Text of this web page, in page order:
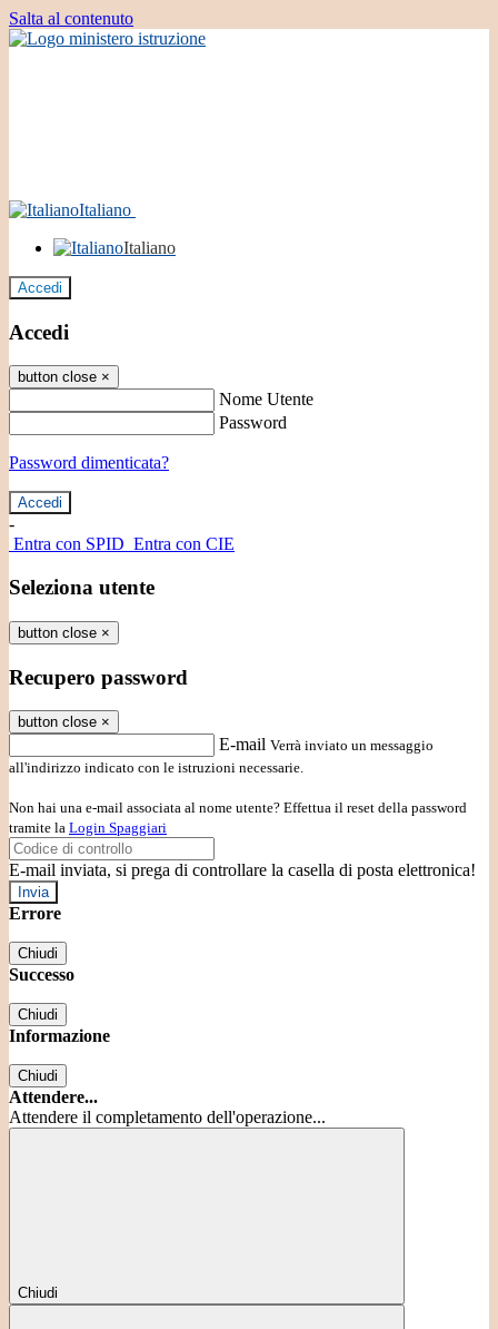
Salta al contenuto
Italiano
Italiano
Accedi
Accedi
button close ×
Nome Utente
Password
Password dimenticata?
-
Entra con SPID Entra con CIE
Seleziona utente
button close ×
Recupero password
button close ×
E-mail Verrà inviato un messaggio
all'indirizzo indicato con le istruzioni necessarie.
Non hai una e-mail associata al nome utente? Effettua il reset della password
tramite la Login Spaggiari
E-mail inviata, si prega di controllare la casella di posta elettronica!
Errore
Chiudi
Successo
Chiudi
Informazione
Chiudi
Attendere...
Attendere il completamento dell'operazione...
Chiudi